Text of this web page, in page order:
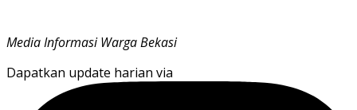
Media Informasi Warga Bekasi
Dapatkan update harian via